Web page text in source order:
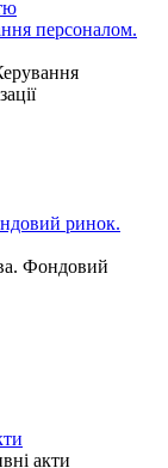
персоналом.
ринок.
Фондовий
акти